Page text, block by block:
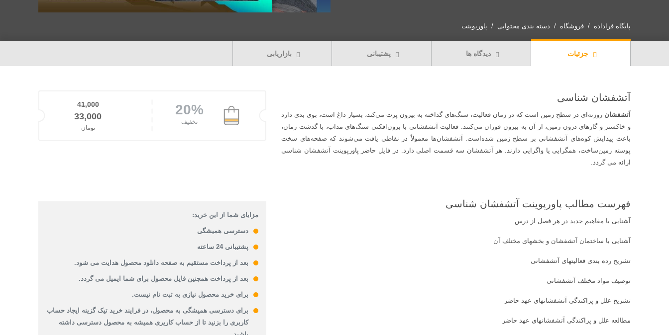
پایگاه فراداده فروشگاه دسته بندی محتوایی پاورپوینت
جزئیات دیدگاه ها پشتیبانی بازاریابی
آتشفشان شناسی
آتشفشان روزنه‌ای در سطح زمین است که در زمان فعالیت، سنگ‌های گداخته به بیرون پرت می‌کند، بسیار داغ است، بوی بدی دارد
و خاکستر و گازهای درون زمین، از آن به بیرون فوران می‌کنند. فعالیت آتشفشانی با برون‌افکنی سنگ‌های مذاب، با گذشت زمان،
باعث پیدایش کوه‌های آتشفشانی بر سطح زمین شده‌است. آتشفشان‌ها معمولاً در نقاطی یافت می‌شوند که صفحه‌های سخت
پوسته زمین‌ساخت، همگرایی یا واگرایی دارند. هر آتشفشان سه قسمت اصلی دارد. در فایل حاضر پاورپوینت آتشفشان شناسی
ارائه می گردد.
فهرست مطالب پاورپوینت آتشفشان شناسی
آشنایی با مفاهیم جدید در هر فصل از درس
آشنایی با ساختمان آتشفشان و بخشهای مختلف آن
تشریح رده بندی فعالیتهای آتشفشانی
توصیف مواد مختلف آتشفشانی
تشریح علل و پراکندگی آتشفشانهای عهد حاضر
مطالعه علل و پراکندگی آتشفشانهای عهد حاضر
20%
تخفیف
41,000
قیمت اصلی: 41,000تومان بود.
33,000
تومان
مزایای شما از این خرید:
دسترسی همیشگی
پشتیبانی 24 ساعته
بعد از پرداخت مستقیم به صفحه دانلود محصول هدایت می شود.
بعد از پرداخت همچنین فایل محصول برای شما ایمیل می گردد.
برای خرید محصول نیازی به ثبت نام نیست.
برای دسترسی همیشگی به محصول، در فرایند خرید تیک گزینه ایجاد حساب
کاربری را بزنید تا از حساب کاریری همیشه به محصول دسترسی داشته